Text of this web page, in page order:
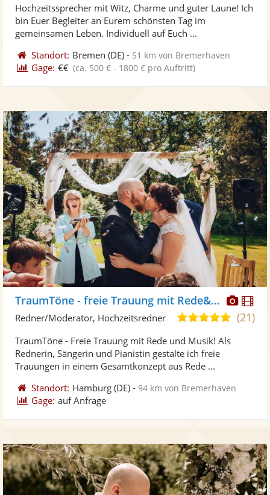
Fotos
5
Hochzeitssprecher mit Witz, Charme und guter Laune! Ich
bin Euer Begleiter an Eurem schönsten Tag im
gemeinsamen Leben. Individuell auf Euch ...
Standort: Bremen (DE) - 51 km von Bremerhaven
Gage: €€ (ca. 500 € - 1800 € pro Auftritt)
TraumTöne - freie Trauung mit Rede&Musik
5,0
5
(21)
Redner/Moderator, Hochzeitsredner
TraumTöne - Freie Trauung mit Rede und Musik! Als
Rednerin, Sängerin und Pianistin gestalte ich freie
Trauungen in einem Gesamtkonzept aus Rede ...
Standort: Hamburg (DE) -94 km von Bremerhaven
Gage: auf Anfrage